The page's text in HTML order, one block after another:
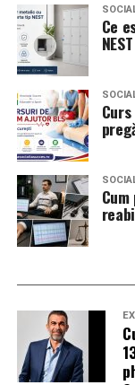
„Echipa noastră
vulnerabilitățile
infrastructurii, de
izolarea site-
exploatează doar
furnizor de
introducă parola
vigilența
explică Horațiu
cyber_Folks
informările din
turneului, de la
operațiuni de
Avertismentele
pentru copilul
bucurându-se de
unice.
Ce